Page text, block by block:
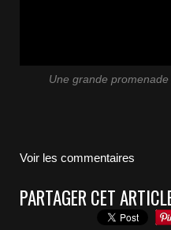
Une grande
Voir les commentaires
PARTAGER CET